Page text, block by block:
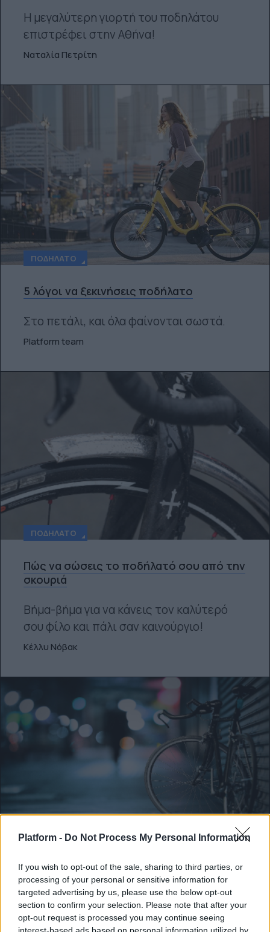
Platform - Do Not Process My Personal Information
If you wish to opt-out of the sale, sharing to third parties, or
processing of your personal or sensitive information for
targeted advertising by us, please use the below opt-out
section to confirm your selection. Please note that after your
opt-out request is processed you may continue seeing
interest-based ads based on personal information utilized by
Η μεγαλύτερη γιορτή του ποδηλάτου
επιστρέφει στην Αθήνα!
Ναταλία Πετρίτη
ΠΟΔΉΛΑΤΟ
5 λόγοι να ξεκινήσεις ποδήλατο
Στο πετάλι, και όλα φαίνονται σωστά.
Platform team
ΠΟΔΉΛΑΤΟ
Πώς να σώσεις το ποδήλατό σου από την
σκουριά
Βήμα-βήμα για να κάνεις τον καλύτερό
σου φίλο και πάλι σαν καινούργιο!
Κέλλυ Νόβακ
ΠΟΔΉΛΑΤΟ
Τι να προσέχεις όταν κάνεις ποδήλατο
στην πόλη
Tips για κάνεις βόλτες με ασφάλεια!